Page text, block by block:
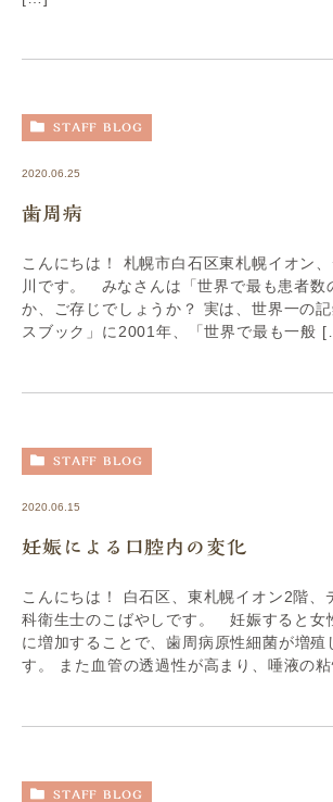
STAFF BLOG
2020.06.25
歯周病
こんにちは！ 札幌市白石区東札幌イオン
川です。 みなさんは「世界で最も患者数
か、ご存じでしょうか？ 実は、世界一の
スブック」に2001年、「世界で最も一般
STAFF BLOG
2020.06.15
妊娠による口腔内の変化
こんにちは！ 白石区、東札幌イオン2階、
科衛生士のこばやしです。 妊娠すると女
に増加することで、歯周病原性細菌が増殖
す。 また血管の透過性が高まり、唾液の
STAFF BLOG